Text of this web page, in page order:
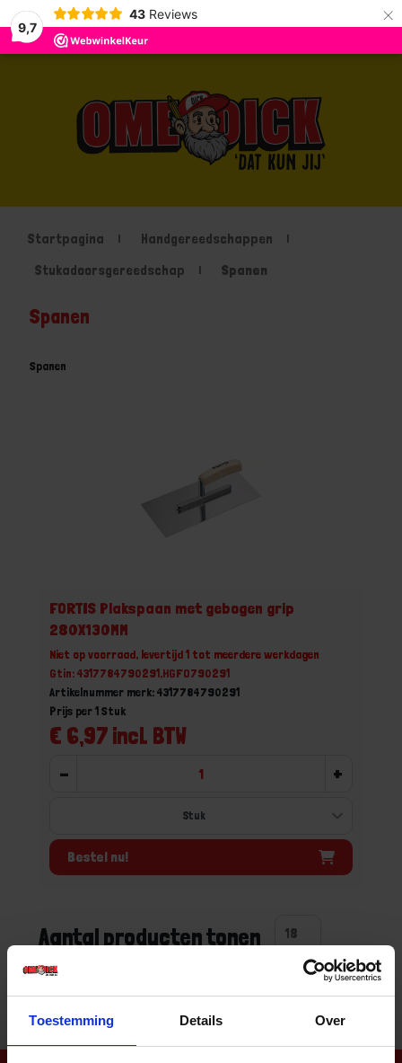
Toestemming Details Over
9,7
43 Reviews ×
Startpagina
Handgereedschappen
Stukadoorsgereedschap
Spanen
Spanen
Spanen
FORTIS Plakspaan met gebogen grip
280X130MM
Niet op voorraad, levertijd 1 tot meerdere werkdagen
Gtin: 4317784790291,HGFO790291
Artikelnummer merk: 4317784790291
€ 6,97 incl. BTW
Prijs per 1 Stuk
- +
Bestel nu!
Aantal producten tonen